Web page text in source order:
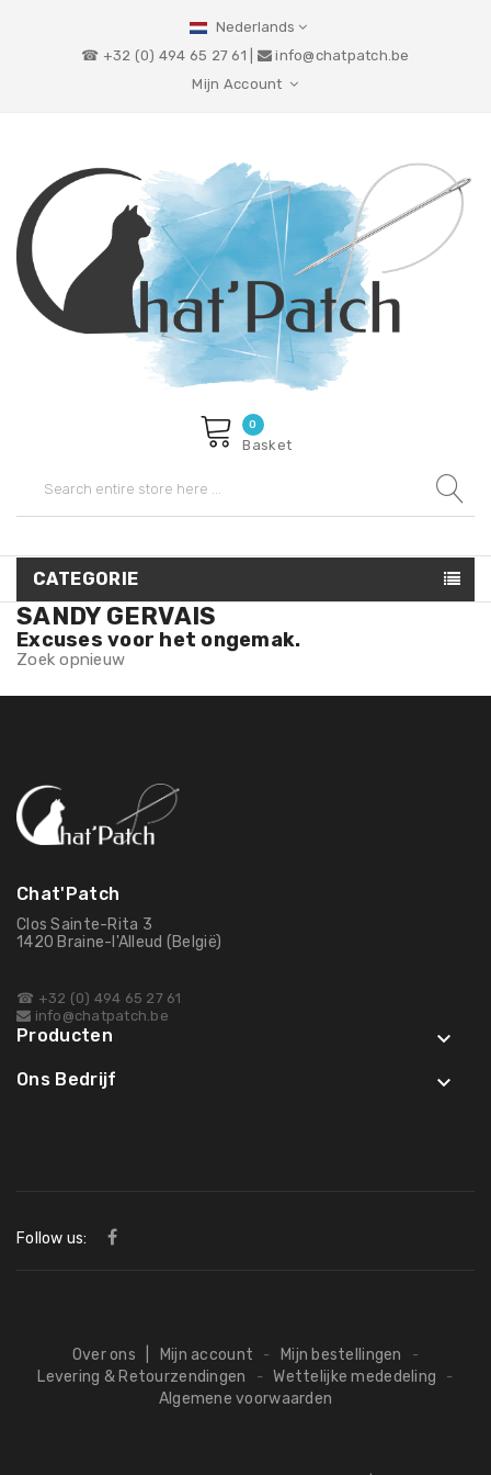
Nederlands
☎ +32 (0) 494 65 27 61 |
info@chatpatch.be
Mijn Account
Basket
0
CATEGORIE
SANDY GERVAIS
Excuses voor het ongemak.
Zoek opnieuw
Chat'Patch
Clos Sainte-Rita 3
1420 Braine-l'Alleud (België)
☎ +32 (0) 494 65 27 61
info@chatpatch.be
Producten 
Ons Bedrijf 
Follow us:
Over ons Mijn account - Mijn bestellingen -
Levering & Retourzendingen - Wettelijke mededeling -
Algemene voorwaarden